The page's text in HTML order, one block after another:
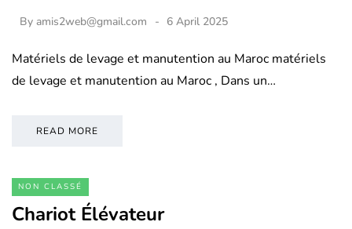
By amis2web@gmail.com 6 April 2025
Matériels de levage et manutention au Maroc matériels
de levage et manutention au Maroc , Dans un…
READ MORE
NON CLASSÉ
Chariot Élévateur